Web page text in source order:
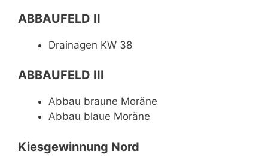
ABBAUFELD II
Drainagen KW 38
ABBAUFELD III
Abbau braune Moräne
Abbau blaue Moräne
Kiesgewinnung Nord